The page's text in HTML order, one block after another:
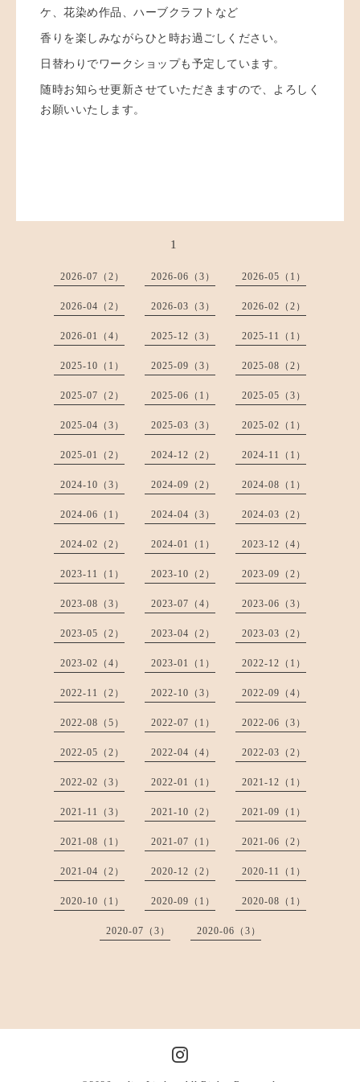
ケ、花染め作品、ハーブクラフトなど
香りを楽しみながらひと時お過ごしください。
日替わりでワークショップも予定しています。
随時お知らせ更新させていただきますので、よろしく
お願いいたします。
1
2026-07（2） 2026-06（3） 2026-05（1）
2026-04（2） 2026-03（3） 2026-02（2）
2026-01（4） 2025-12（3） 2025-11（1）
2025-10（1） 2025-09（3） 2025-08（2）
2025-07（2） 2025-06（1） 2025-05（3）
2025-04（3） 2025-03（3） 2025-02（1）
2025-01（2） 2024-12（2） 2024-11（1）
2024-10（3） 2024-09（2） 2024-08（1）
2024-06（1） 2024-04（3） 2024-03（2）
2024-02（2） 2024-01（1） 2023-12（4）
2023-11（1） 2023-10（2） 2023-09（2）
2023-08（3） 2023-07（4） 2023-06（3）
2023-05（2） 2023-04（2） 2023-03（2）
2023-02（4） 2023-01（1） 2022-12（1）
2022-11（2） 2022-10（3） 2022-09（4）
2022-08（5） 2022-07（1） 2022-06（3）
2022-05（2） 2022-04（4） 2022-03（2）
2022-02（3） 2022-01（1） 2021-12（1）
2021-11（3） 2021-10（2） 2021-09（1）
2021-08（1） 2021-07（1） 2021-06（2）
2021-04（2） 2020-12（2） 2020-11（1）
2020-10（1） 2020-09（1） 2020-08（1）
2020-07（3） 2020-06（3）